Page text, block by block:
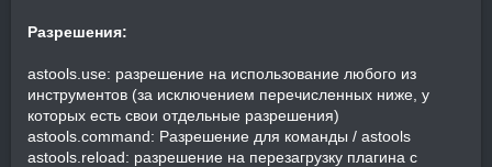
Разрешения:
astools.use: разрешение на использование любого из
инструментов (за исключением перечисленных ниже, у
которых есть свои отдельные разрешения)
astools.command: Разрешение для команды / astools
astools.reload: разрешение на перезагрузку плагина с